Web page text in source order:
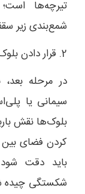
تیرچه‌ها
شمع‌بندی زیر
2. قرار دادن بلوک‌های پرکننده
در مرحله بعد،
سیمانی یا
بلوک‌ها نقش
کردن فضای بین
باید دقت
شکستگی چیده